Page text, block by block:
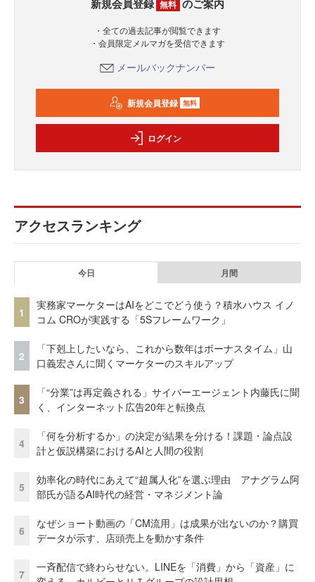
新規会員登録 無料 のご案内
・全ての過去記事が閲覧できます
・会員限定メルマガを受信できます
メールバックナンバー
新規会員登録 無料
ログイン
アクセスランキング
今日 月間
1
実務家マーケターはAIをどこでどう使う？積水ハウス イノ
コム CROが実践する「5Sフレームワーク」
2
「下剋上したいなら、これから数年はボーナスタイム」山
口義宏さんに聞くマーケターのスキルアップ
3
「“分業”は再定義される」サイバーエージェント内藤氏に聞
く、インターネット広告20年と転換点
4
「何を分析するか」の決定が結果を分ける！課題・論点設
計と仮説構築におけるAIと人間の役割
5
効率化の時代にあえて“超属人化”を選ぶ理由 アナグラム阿
部氏が語るAI時代の経営・マネジメント論
6
なぜショート動画の「CM流用」は成果が出ないのか？購買
データが示す、店頭売上を動かす条件
7
一斉配信で終わらせない。LINEを「消費」から「資産」に